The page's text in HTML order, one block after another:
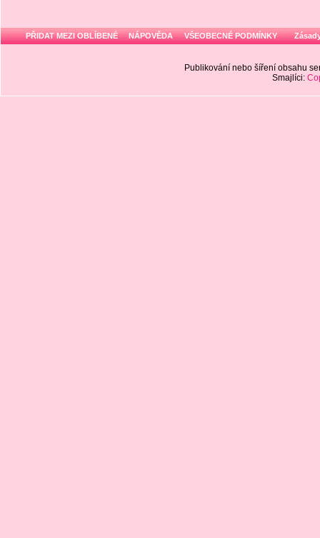
PŘIDAT MEZI OBLÍBENÉ NÁPOVĚDA VŠEOBECNÉ PODMÍNKY
Publikování nebo šíření obsahu
Smajlíci: